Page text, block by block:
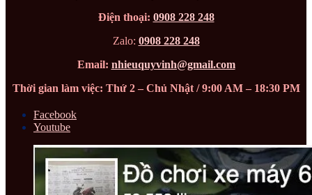
Điện thoại: 0908 228 248
Zalo: 0908 228 248
Email: nhieuquyvinh@gmail.com
Thời gian làm việc: Thứ 2 – Chủ Nhật / 9:00 AM – 18:30 PM
Facebook
Youtube